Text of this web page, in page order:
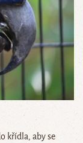
křídla, aby se